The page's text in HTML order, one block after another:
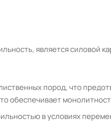
является силовой
пород, что
обеспечивает
в условиях